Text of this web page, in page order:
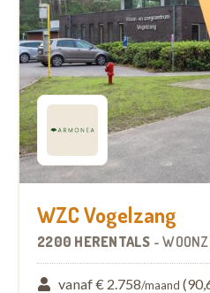
WZC Vogelzang
2200 HERENTALS -
vanaf € 2.758/maand